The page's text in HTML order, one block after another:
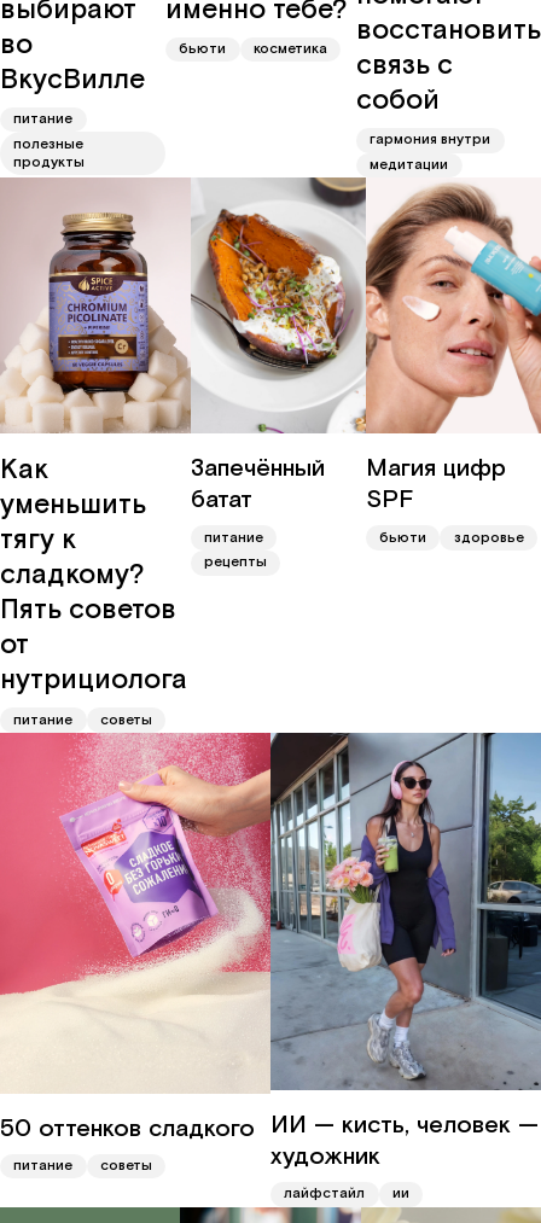
выбирают
во
ВкусВилле
питание
полезные
продукты
именно тебе?
бьюти косметика
восстановить
связь с
собой
гармония внутри
медитации
Как
уменьшить
тягу к
сладкому?
Пять советов
от
нутрициолога
питание советы
Запечённый
батат
питание
рецепты
Магия цифр
SPF
бьюти здоровье
50 оттенков сладкого
питание советы
ИИ — кисть, человек —
художник
лайфстайл ии